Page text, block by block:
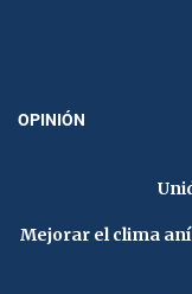
OPINIÓN
Mejorar el clima